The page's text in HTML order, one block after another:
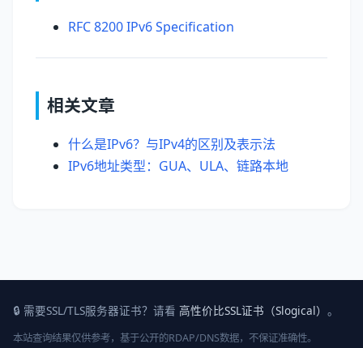
RFC 8200 IPv6 Specification
相关文章
什么是IPv6？与IPv4的区别及表示法
IPv6地址类型：GUA、ULA、链路本地
🔒 需要SSL/TLS服务器证书？请看 高性价比SSL证书（Slogical） 。
本站查询结果仅供参考，基于公开的RDAP/DNS数据，不保证准确性。